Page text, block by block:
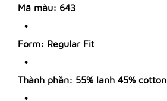
Mã màu: 643
Form: Regular Fit
Thành phần: 55% lanh 45% cotton